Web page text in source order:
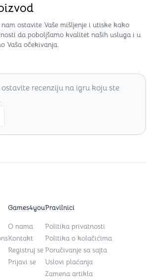
ostavite Vaše mišljenje i utiske kako
da poboljšamo kvalitet naših usluga i u
Vaša očekivanja.
recenziju na igru koju ste
Games4you
O nama
Kontakt
Registruj se
Prijavi se
Pravilnici
Politika privatnosti
Politika o kolačićima
Poručivanje sa sajta
Uslovi plaćanja
Zamena artikla